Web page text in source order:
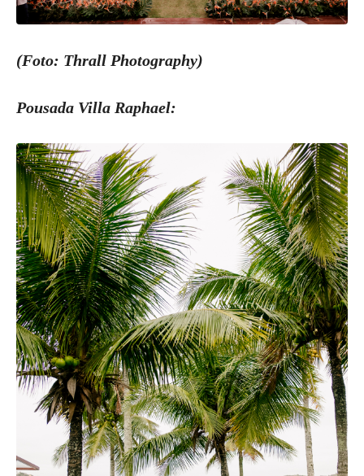
(Foto: Thrall Photography)
Pousada Villa Raphael: